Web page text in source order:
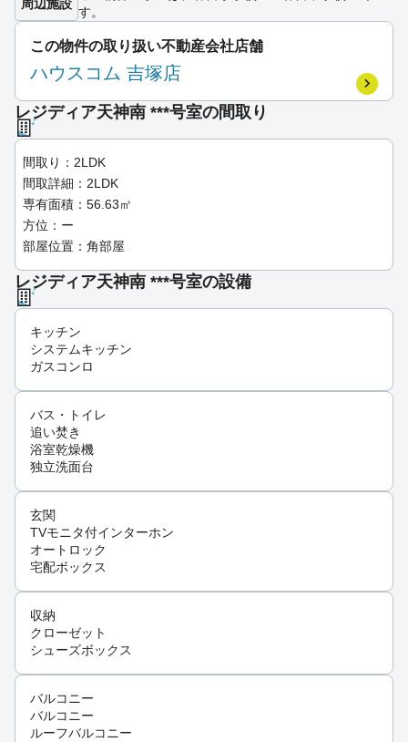
周辺施設
す。
この物件の取り扱い不動産会社店舗
ハウスコム 吉塚店
レジディア天神南 ***号室の間取り
間取り：2LDK
間取詳細：2LDK
専有面積：56.63㎡
方位：ー
部屋位置：角部屋
レジディア天神南 ***号室の設備
キッチン
システムキッチン
ガスコンロ
バス・トイレ
追い焚き
浴室乾燥機
独立洗面台
玄関
TVモニタ付インターホン
オートロック
宅配ボックス
収納
クローゼット
シューズボックス
バルコニー
バルコニー
ルーフバルコニー